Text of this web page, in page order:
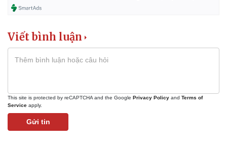
Viết bình luận
This site is protected by reCAPTCHA and the Google Privacy Policy and Terms of
Service apply.
Gửi tin